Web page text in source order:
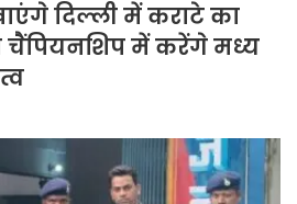
दिल्ली में कराटे का
चैंपियनशिप में करेंगे मध्य